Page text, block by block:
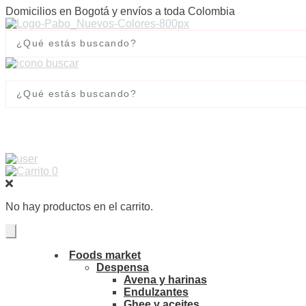
Domicilios en Bogotá y envíos a toda Colombia
0
No hay productos en el carrito.
Foods market
Despensa
Avena y harinas
Endulzantes